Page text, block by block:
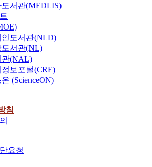
서관(MEDLIS)
인도서관(NLD)
서관(NL)
관(NAL)
보포털(CRE)
(ScienceON)
침
요청